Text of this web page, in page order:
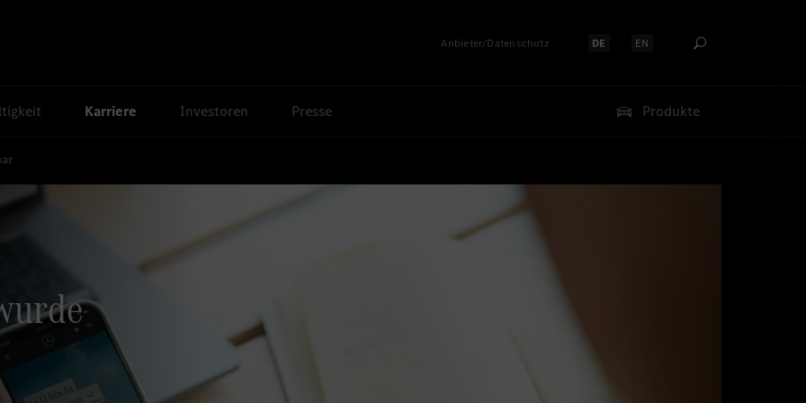
Anbieter/Datenschutz Sprache auswählen:
DE Sprache auswählen:
EN
Karriere Investoren Presse Produkte